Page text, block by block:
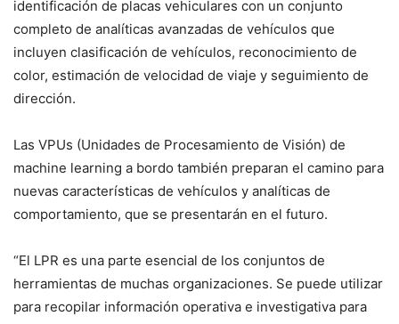
identificación de placas vehiculares con un conjunto
completo de analíticas avanzadas de vehículos que
incluyen clasificación de vehículos, reconocimiento de
color, estimación de velocidad de viaje y seguimiento de
dirección.
Las VPUs (Unidades de Procesamiento de Visión) de
machine learning a bordo también preparan el camino para
nuevas características de vehículos y analíticas de
comportamiento, que se presentarán en el futuro.
“El LPR es una parte esencial de los conjuntos de
herramientas de muchas organizaciones. Se puede utilizar
para recopilar información operativa e investigativa para